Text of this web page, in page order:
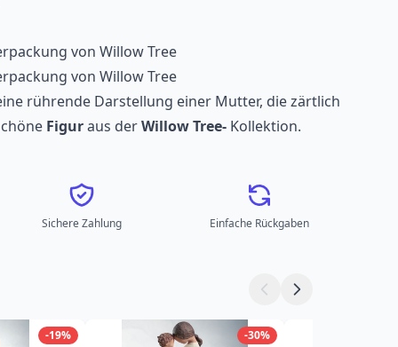
von Willow Tree
von Willow Tree
rührende Darstellung einer Mutter, die zärtlich
Figuraus derWillow Tree- Kollektion.
Sichere Zahlung Einfache Rückgaben
-19% -30%